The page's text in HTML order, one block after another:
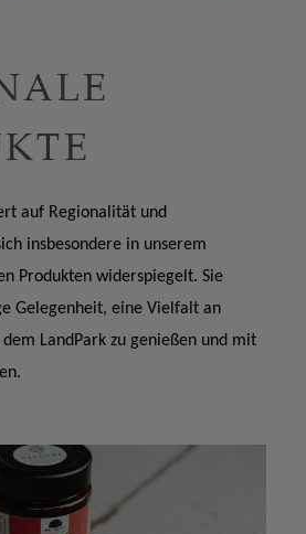
auf Regionalität und
insbesondere in unserem
Produkten widerspiegelt. Sie
Gelegenheit, eine Vielfalt an
LandPark zu genießen und mit